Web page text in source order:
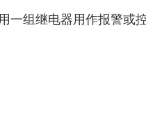
一组继电器用作报警或